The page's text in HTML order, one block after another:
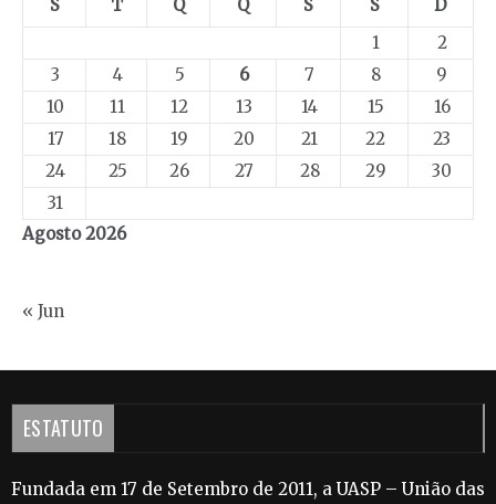
Agosto 2026
S T Q Q S S
D
1
2
3
4 5 6 7 8
9
10
11 12 13 14 15
16
17
18 19 20 21 22
23
24
25 26 27 28 29
30
31
« Jun
ESTATUTO
Fundada em 17 de Setembro de 2011, a UASP – União das